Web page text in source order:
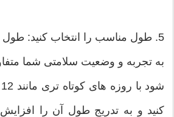
5. طول مناسب را انتخاب کنید: طول
به تجربه و وضعیت سلامتی شما
کنید و به تدریج طول آن را افزایش